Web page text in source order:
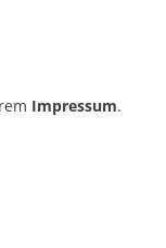
Impressum.